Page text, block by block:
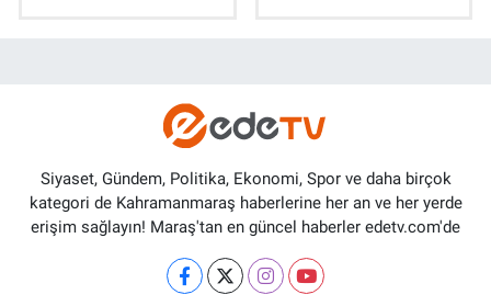
Siyaset, Gündem, Politika, Ekonomi, Spor ve daha birçok
kategori de Kahramanmaraş haberlerine her an ve her yerde
erişim sağlayın! Maraş'tan en güncel haberler edetv.com'de